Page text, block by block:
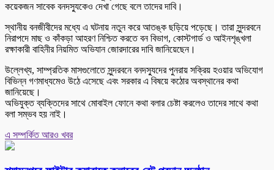
কয়েকজন সাবেক বনদস্যুকেও দেখা গেছে বলে তাদের দাবি।
স্থানীয় বনজীবীদের মধ্যে এ ঘটনায় নতুন করে আতঙ্ক ছড়িয়ে পড়েছে। তারা সুন্দরবনে
নিরাপদে মাছ ও কাঁকড়া আহরণ নিশ্চিত করতে বন বিভাগ, কোস্টগার্ড ও আইনশৃঙ্খলা
রক্ষাকারী বাহিনীর নিয়মিত অভিযান জোরদারের দাবি জানিয়েছেন।
উল্লেখ্য, সাম্প্রতিক মাসগুলোতে সুন্দরবনে বনদস্যুদের পুনরায় সক্রিয় হওয়ার অভিযোগ
বিভিন্ন গণমাধ্যমেও উঠে এসেছে এবং সরকার এ বিষয়ে কঠোর অবস্থানের কথা
জানিয়েছে।
অভিযুক্ত ব্যক্তিদের সাথে মোবাইল ফোনে কথা বলার চেষ্টা করলেও তাদের সাথে কথা
বলা সম্ভব হয় নাই।
এ সম্পর্কিত আরও খবর